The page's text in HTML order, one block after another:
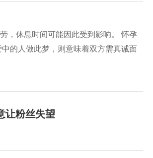
，休息时间可能因此受到影响。 怀孕
的人做此梦，则意味着双方需真诚面
让粉丝失望